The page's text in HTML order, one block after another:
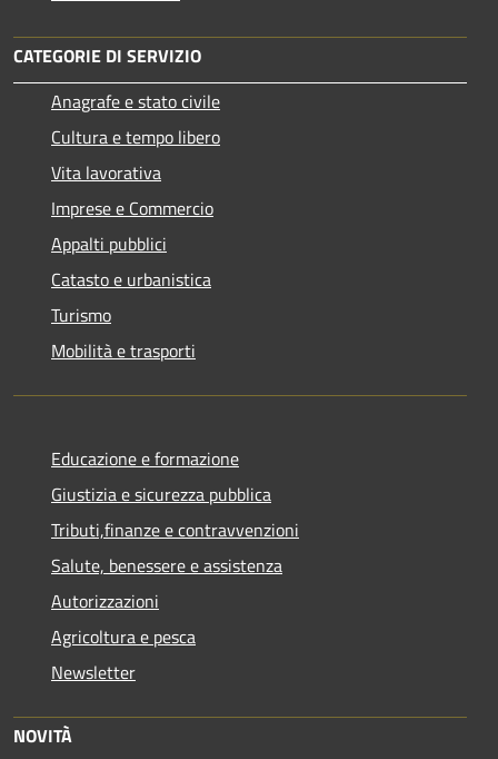
CATEGORIE DI SERVIZIO
Anagrafe e stato civile
Cultura e tempo libero
Vita lavorativa
Imprese e Commercio
Appalti pubblici
Catasto e urbanistica
Turismo
Mobilità e trasporti
Educazione e formazione
Giustizia e sicurezza pubblica
Tributi,finanze e contravvenzioni
Salute, benessere e assistenza
Autorizzazioni
Agricoltura e pesca
Newsletter
NOVITÀ